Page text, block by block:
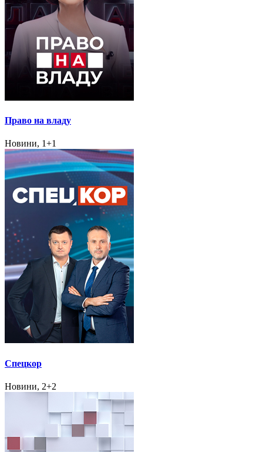
Право на владу
Новини, 1+1
Спецкор
Новини, 2+2